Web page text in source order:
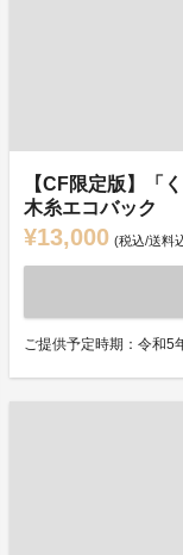
【CF限定版】「
木糸エコバック
¥13,000 (税込/送料
ご提供予定時期：令和5